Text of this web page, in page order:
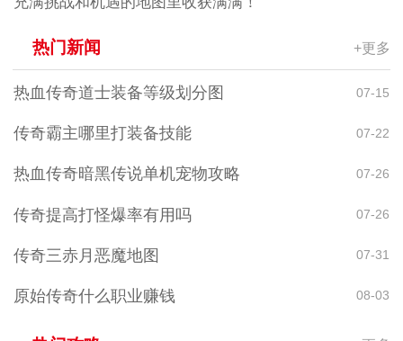
热门新闻 +更多
热血传奇道士装备等级划分图 07-15
传奇霸主哪里打装备技能 07-22
热血传奇暗黑传说单机宠物攻略 07-26
传奇提高打怪爆率有用吗 07-26
传奇三赤月恶魔地图 07-31
原始传奇什么职业赚钱 08-03